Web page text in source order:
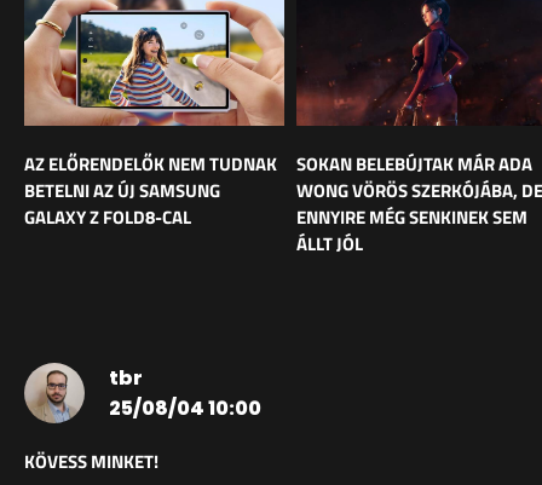
AZ ELŐRENDELŐK NEM TUDNAK
BETELNI AZ ÚJ SAMSUNG
GALAXY Z FOLD8-CAL
SOKAN BELEBÚJTAK MÁR ADA
WONG VÖRÖS SZERKÓJÁBA, DE
ENNYIRE MÉG SENKINEK SEM
ÁLLT JÓL
tbr
25/08/04 10:00
KÖVESS MINKET!